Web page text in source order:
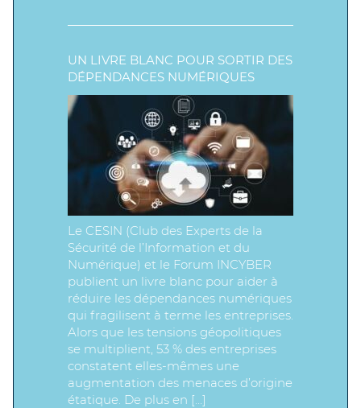
UN LIVRE BLANC POUR SORTIR DES
DÉPENDANCES NUMÉRIQUES
Le CESIN (Club des Experts de la
Sécurité de l’Information et du
Numérique) et le Forum INCYBER
publient un livre blanc pour aider à
réduire les dépendances numériques
qui fragilisent à terme les entreprises.
Alors que les tensions géopolitiques
se multiplient, 53 % des entreprises
constatent elles-mêmes une
augmentation des menaces d’origine
étatique. De plus en […]